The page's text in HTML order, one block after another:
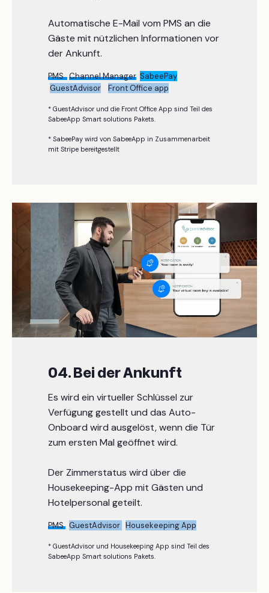
Automatische E-Mail vom PMS an die
Gäste mit nützlichen Informationen vor
der Ankunft.
PMSChannel Manager SabeePay
GuestAdvisor
Front Office app
* GuestAdvisor und die Front Office App sind Teil des
SabeeApp Smart solutions Pakets.
* SabeePay wird von SabeeApp in Zusammenarbeit
mit Stripe bereitgestellt
04. Bei der Ankunft
Es wird ein virtueller Schlüssel zur
Verfügung gestellt und das Auto-
Onboard wird ausgelöst, wenn die Tür
zum ersten Mal geöffnet wird.
Der Zimmerstatus wird über die
Housekeeping-App mit Gästen und
Hotelpersonal geteilt.
PMS GuestAdvisor Housekeeping App
* GuestAdvisor und Housekeeping App sind Teil des
SabeeApp Smart solutions Pakets.